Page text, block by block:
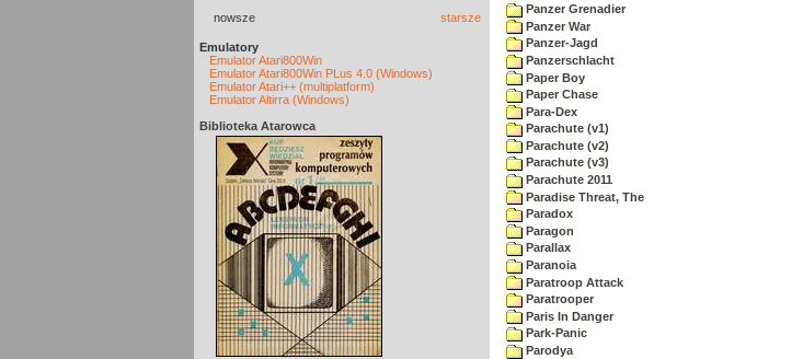
nowsze starsze
Emulatory
Emulator Atari800Win
Emulator Atari800Win PLus 4.0 (Windows)
Emulator Atari++ (multiplatform)
Emulator Altirra (Windows)
Biblioteka Atarowca
Panzer Grenadier
Panzer War
Panzer-Jagd
Panzerschlacht
Paper Boy
Paper Chase
Para-Dex
Parachute (v1)
Parachute (v2)
Parachute (v3)
Parachute 2011
Paradise Threat, The
Paradox
Paragon
Parallax
Paranoia
Paratroop Attack
Paratrooper
Paris In Danger
Park-Panic
Parodya